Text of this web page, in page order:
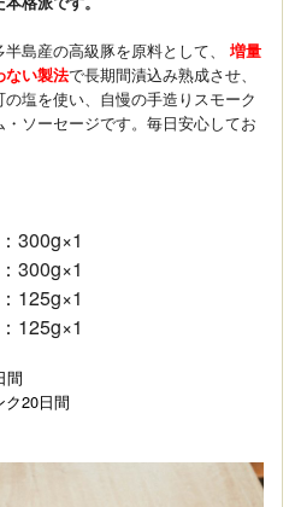
島産の高級豚を原料として、 増量
ない製法で長期間漬込み熟成させ、
塩を使い、自慢の手造りスモーク
ソーセージです。毎日安心してお
： 300g×1
： 300g×1
： 125g×1
： 125g×1
間
日間